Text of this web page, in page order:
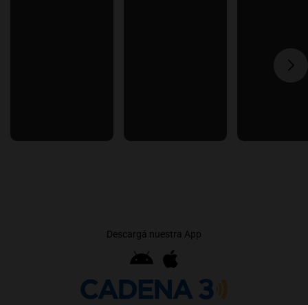
Descargá nuestra App